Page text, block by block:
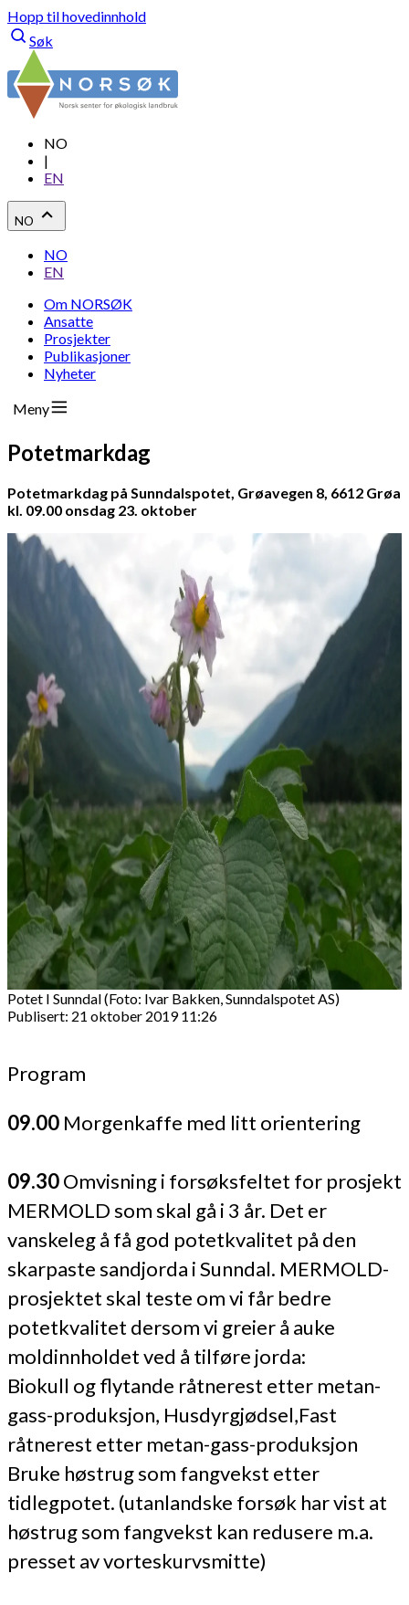
Hopp til hovedinnhold
Søk
NO
|
EN
NO
NO
EN
Om NORSØK
Ansatte
Prosjekter
Publikasjoner
Nyheter
Meny
Potetmarkdag
Potetmarkdag på Sunndalspotet, Grøavegen 8, 6612 Grøa
kl. 09.00 onsdag 23. oktober
Potet I Sunndal (Foto: Ivar Bakken, Sunndalspotet AS)
Publisert: 21 oktober 2019 11:26
Program
09.00 Morgenkaffe med litt orientering
09.30Omvisning i forsøksfeltet for prosjekt
MERMOLD som skal gå i 3 år. Det er
vanskeleg å få god potetkvalitet på den
skarpaste sandjorda i Sunndal. MERMOLD-
prosjektet skal teste om vi får bedre
potetkvalitet dersom vi greier å auke
moldinnholdet ved å tilføre jorda:
Biokull og flytande råtnerest etter metan-
gass-produksjon, Husdyrgjødsel,Fast
råtnerest etter metan-gass-produksjon
Bruke høstrug som fangvekst etter
tidlegpotet. (utanlandske forsøk har vist at
høstrug som fangvekst kan redusere m.a.
presset av vorteskurvsmitte)